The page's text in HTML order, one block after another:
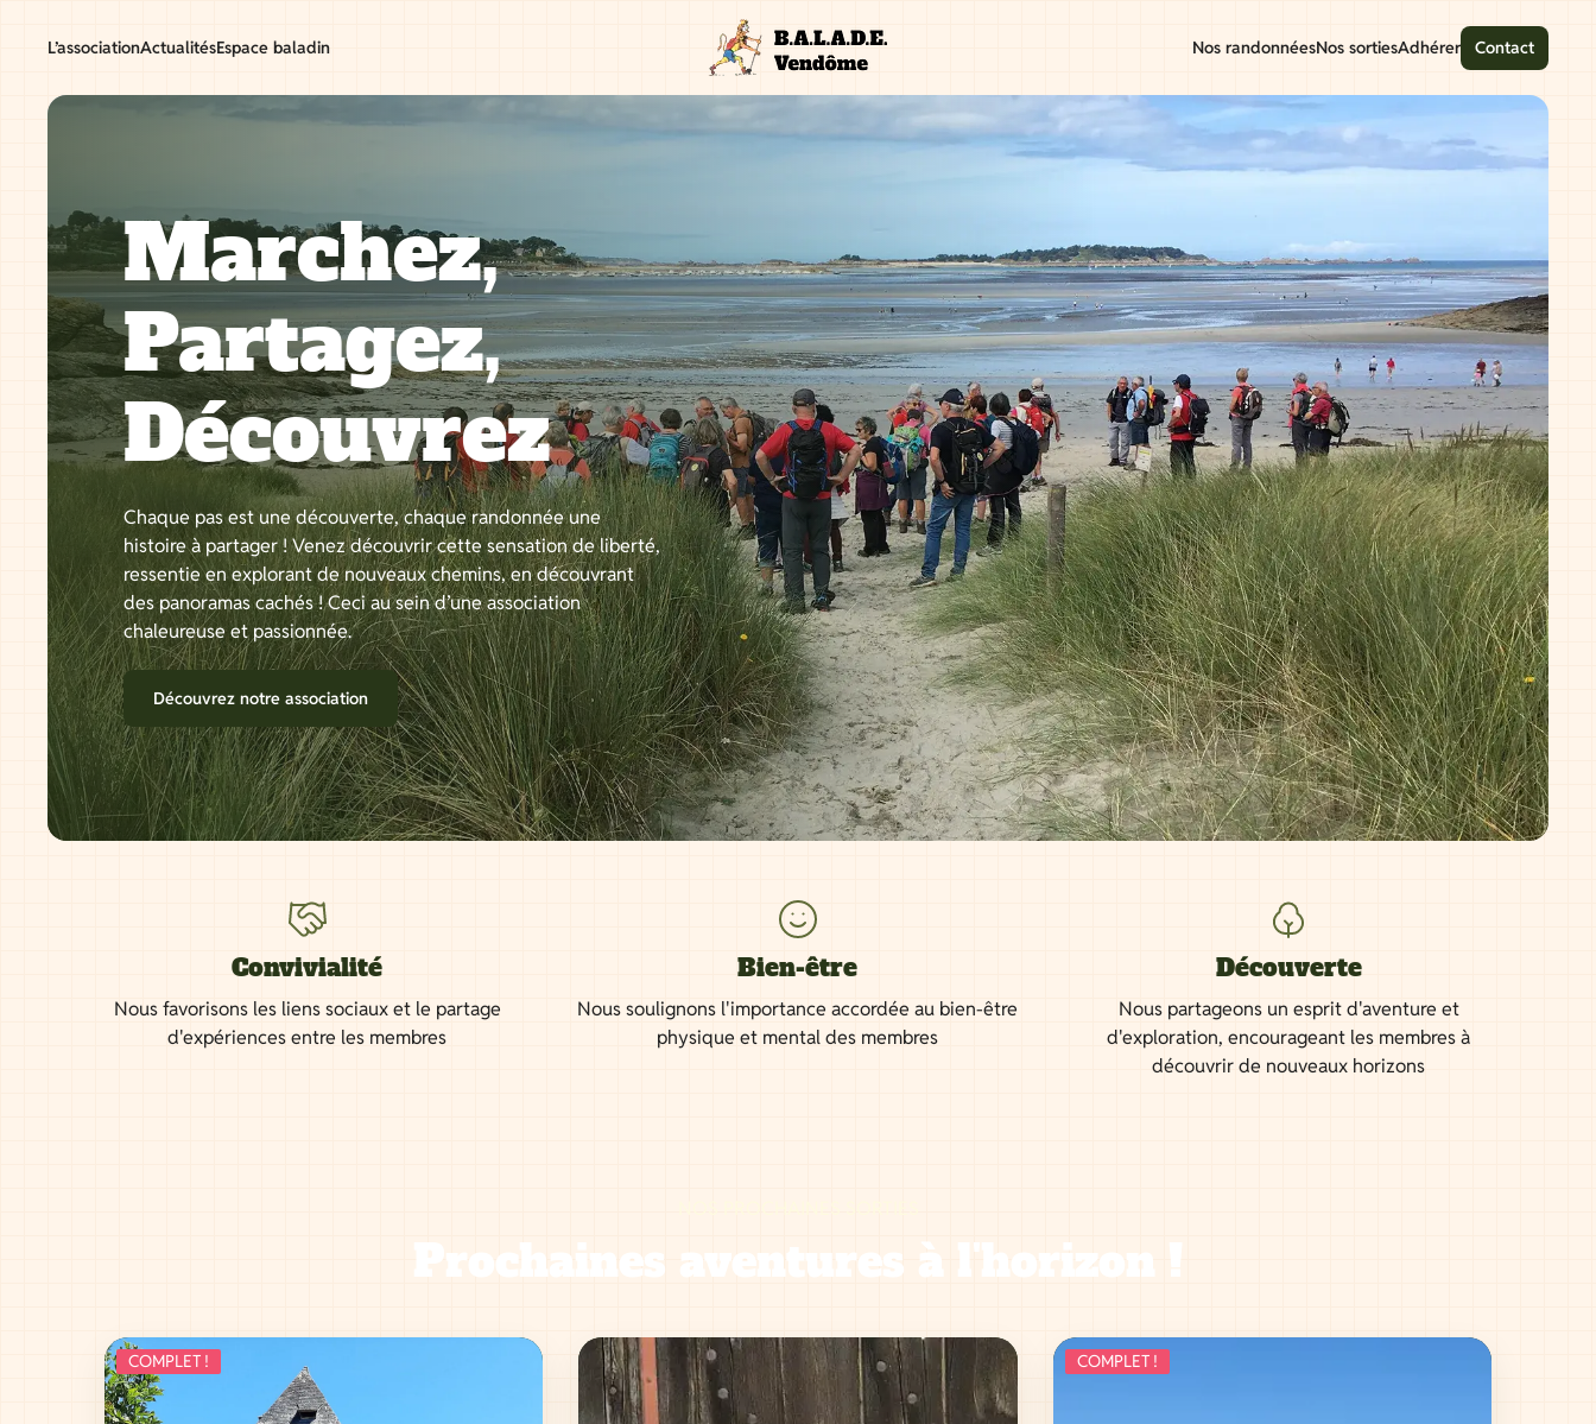
L’associationActualitésEspace baladin Nos randonnéesNos sortiesAdhérer Contact
Marchez,
Partagez,
Découvrez
Chaque pas est une découverte, chaque randonnée une
histoire à partager ! Venez découvrir cette sensation de liberté,
ressentie en explorant de nouveaux chemins, en découvrant
des panoramas cachés ! Ceci au sein d’une association
chaleureuse et passionnée.
Découvrez notre association
Convivialité
Nous favorisons les liens sociaux et le partage
d'expériences entre les membres
Bien-être
Nous soulignons l'importance accordée au bien-être
physique et mental des membres
Découverte
Nous partageons un esprit d'aventure et
d'exploration, encourageant les membres à
découvrir de nouveaux horizons
Prochaines aventures à l'horizon !
COMPLET ! COMPLET !